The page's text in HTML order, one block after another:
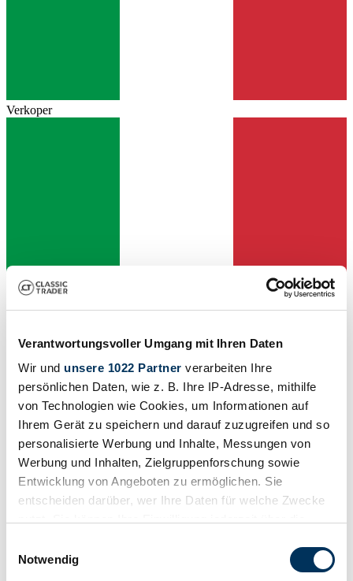
Verantwortungsvoller Umgang mit Ihren Daten
Wir und unsere 1022 Partner verarbeiten Ihre
persönlichen Daten, wie z. B. Ihre IP-Adresse, mithilfe
von Technologien wie Cookies, um Informationen auf
Ihrem Gerät zu speichern und darauf zuzugreifen und so
personalisierte Werbung und Inhalte, Messungen von
Werbung und Inhalten, Zielgruppenforschung sowie
Entwicklung von Angeboten zu ermöglichen. Sie
entscheiden darüber, wer Ihre Daten für welche Zwecke
Trigger Symbol ändern oder widerrufen
Notwendig
Verkoper
Verkoper
Deze advertentie is verlopen